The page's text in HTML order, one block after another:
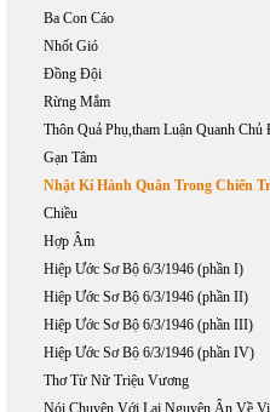
Ba Con Cáo
Nhốt Gió
Đồng Đội
Rừng Mắm
Thôn Quả Phụ,tham Luận Quanh
Gạn Tâm
Nhật Kí Hành Quân Trong Chiến
Chiều
Hợp Âm
Hiệp Ước Sơ Bộ 6/3/1946 (phần I)
Hiệp Ước Sơ Bộ 6/3/1946 (phần II)
Hiệp Ước Sơ Bộ 6/3/1946 (phần III)
Hiệp Ước Sơ Bộ 6/3/1946 (phần IV)
Thơ Từ Nữ Triệu Vương